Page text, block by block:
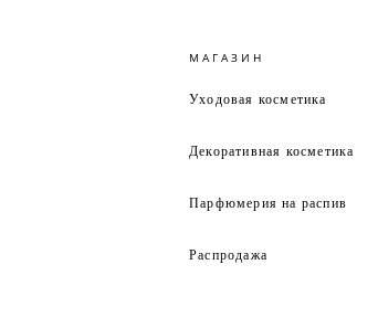
МАГАЗИН
Уходовая косметика
Декоративная косметика
Парфюмерия на распив
Распродажа